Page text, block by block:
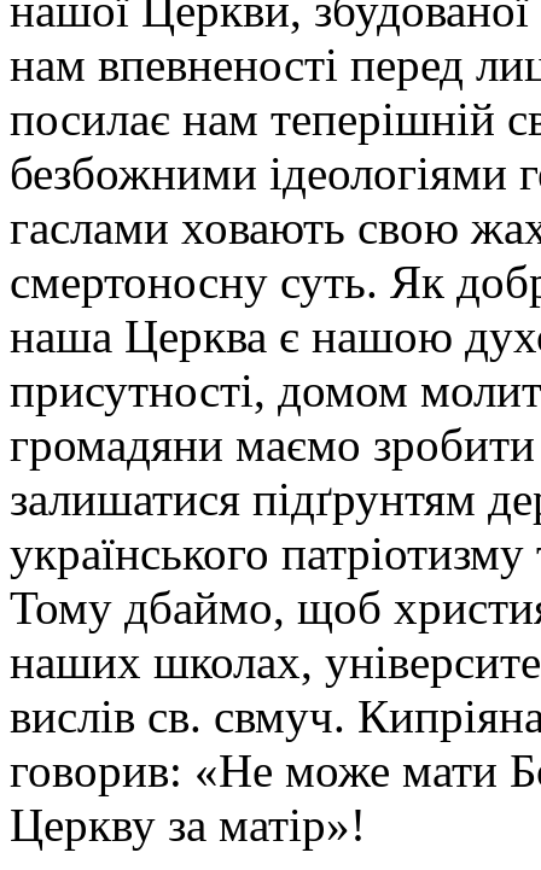
нам впевненості перед
посилає нам теперішній
безбожними ідеологіями
гаслами ховають свою
смертоносну суть. Як
наша Церква є нашою
присутності, домом
громадяни маємо
залишатися підґрунтям
українського
Тому дбаймо, щоб
наших школах,
вислів св. свмуч.
говорив: «Не може мати
Церкву за матір»!